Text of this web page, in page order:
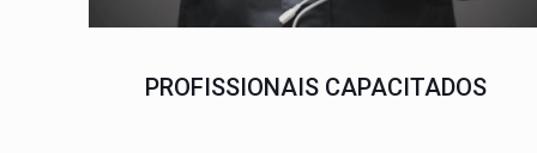
PROFISSIONAIS CAPACITADOS